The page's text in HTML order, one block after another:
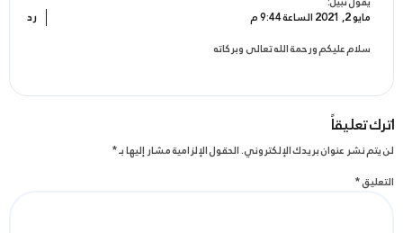
مايو 2, 2021 الساعة 9:44 م
سلام عليكم ورحمة الله تعالى وبركاته
رد
اترك تعليقاً
لن يتم نشر عنوان بريدك الإلكتروني.الحقول الإلزامية مشار إليها بـ*
التعليق*